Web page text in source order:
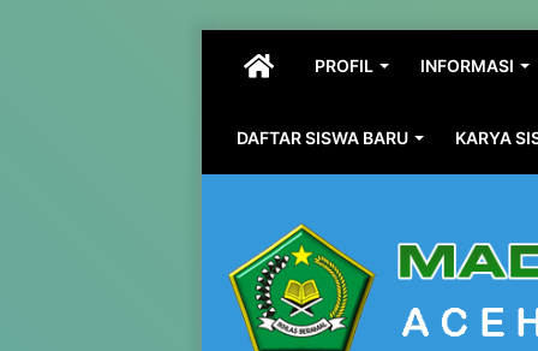
HOMEPROFIL INFORMASI
DAFTAR SISWA BARU KARYA